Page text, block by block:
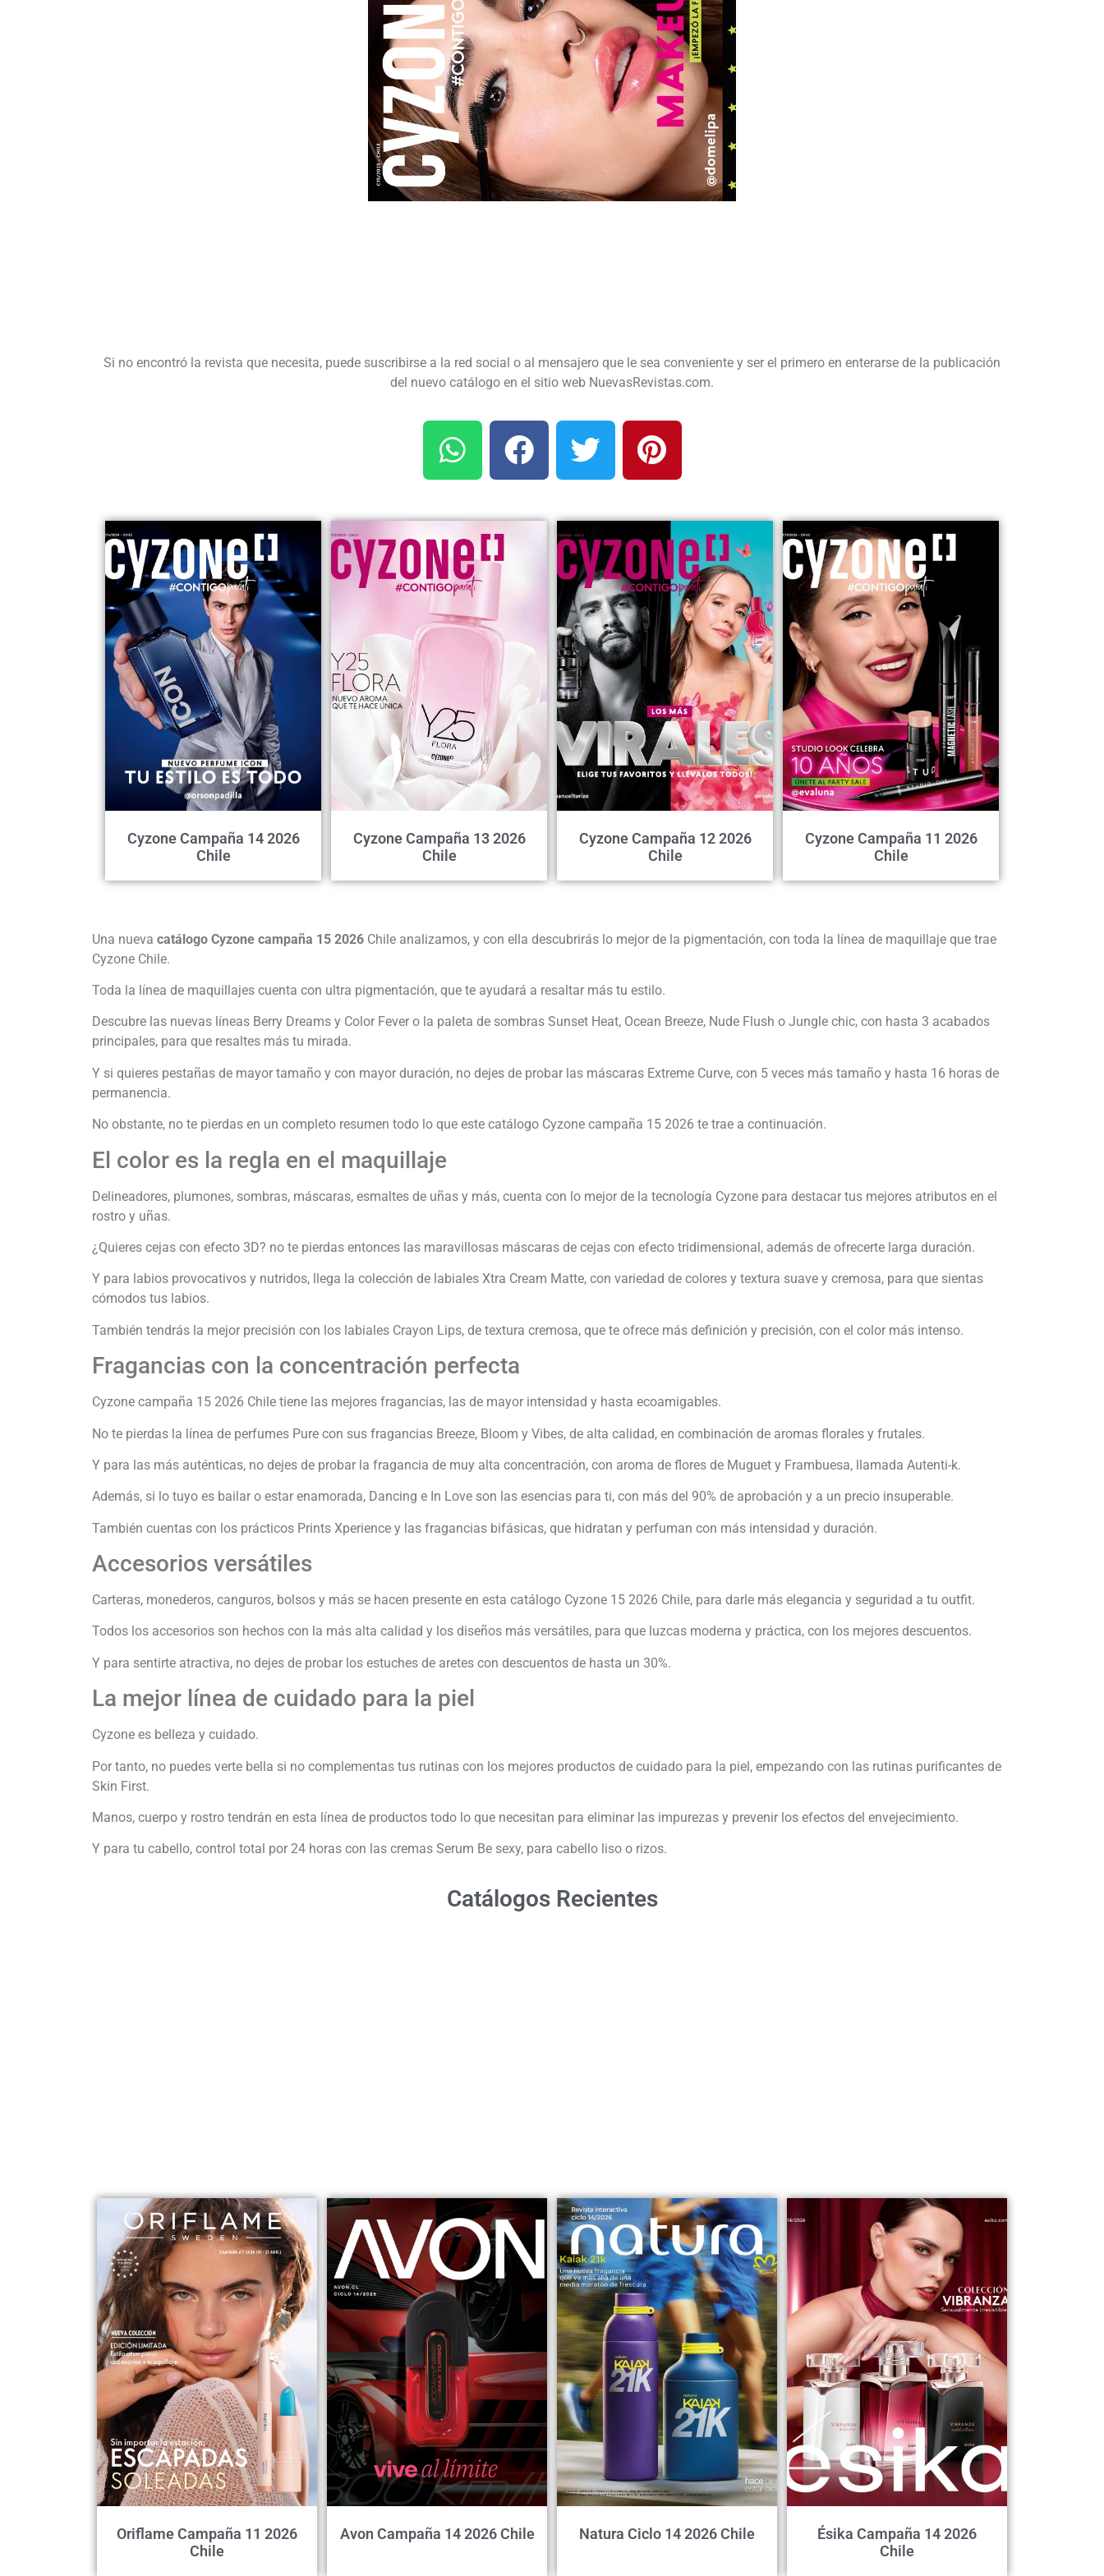
Si no encontró la revista que necesita, puede suscribirse a la red social o al mensajero que le sea conveniente y ser el primero en enterarse de la publicación
del nuevo catálogo en el sitio web NuevasRevistas.com.
Cyzone Campaña 14 2026
Chile
Cyzone Campaña 13 2026
Chile
Cyzone Campaña 12 2026
Chile
Cyzone Campaña 11 2026
Chile
Una nueva catálogo Cyzone campaña 15 2026 Chile analizamos, y con ella descubrirás lo mejor de la pigmentación, con toda la línea de maquillaje que trae
Cyzone Chile.
Toda la línea de maquillajes cuenta con ultra pigmentación, que te ayudará a resaltar más tu estilo.
Descubre las nuevas líneas Berry Dreams y Color Fever o la paleta de sombras Sunset Heat, Ocean Breeze, Nude Flush o Jungle chic, con hasta 3 acabados
principales, para que resaltes más tu mirada.
Y si quieres pestañas de mayor tamaño y con mayor duración, no dejes de probar las máscaras Extreme Curve, con 5 veces más tamaño y hasta 16 horas de
permanencia.
No obstante, no te pierdas en un completo resumen todo lo que este catálogo Cyzone campaña 15 2026 te trae a continuación.
El color es la regla en el maquillaje
Delineadores, plumones, sombras, máscaras, esmaltes de uñas y más, cuenta con lo mejor de la tecnología Cyzone para destacar tus mejores atributos en el
rostro y uñas.
¿Quieres cejas con efecto 3D? no te pierdas entonces las maravillosas máscaras de cejas con efecto tridimensional, además de ofrecerte larga duración.
Y para labios provocativos y nutridos, llega la colección de labiales Xtra Cream Matte, con variedad de colores y textura suave y cremosa, para que sientas
cómodos tus labios.
También tendrás la mejor precisión con los labiales Crayon Lips, de textura cremosa, que te ofrece más definición y precisión, con el color más intenso.
Fragancias con la concentración perfecta
Cyzone campaña 15 2026 Chile tiene las mejores fragancias, las de mayor intensidad y hasta ecoamigables.
No te pierdas la línea de perfumes Pure con sus fragancias Breeze, Bloom y Vibes, de alta calidad, en combinación de aromas florales y frutales.
Y para las más auténticas, no dejes de probar la fragancia de muy alta concentración, con aroma de flores de Muguet y Frambuesa, llamada Autenti-k.
Además, si lo tuyo es bailar o estar enamorada, Dancing e In Love son las esencias para ti, con más del 90% de aprobación y a un precio insuperable.
También cuentas con los prácticos Prints Xperience y las fragancias bifásicas, que hidratan y perfuman con más intensidad y duración.
Accesorios versátiles
Carteras, monederos, canguros, bolsos y más se hacen presente en esta catálogo Cyzone 15 2026 Chile, para darle más elegancia y seguridad a tu outfit.
Todos los accesorios son hechos con la más alta calidad y los diseños más versátiles, para que luzcas moderna y práctica, con los mejores descuentos.
Y para sentirte atractiva, no dejes de probar los estuches de aretes con descuentos de hasta un 30%.
La mejor línea de cuidado para la piel
Cyzone es belleza y cuidado.
Por tanto, no puedes verte bella si no complementas tus rutinas con los mejores productos de cuidado para la piel, empezando con las rutinas purificantes de
Skin First.
Manos, cuerpo y rostro tendrán en esta línea de productos todo lo que necesitan para eliminar las impurezas y prevenir los efectos del envejecimiento.
Y para tu cabello, control total por 24 horas con las cremas Serum Be sexy, para cabello liso o rizos.
Catálogos Recientes
Oriflame Campaña 11 2026
Chile
Avon Campaña 14 2026 Chile Natura Ciclo 14 2026 Chile
Ésika Campaña 14 2026
Chile